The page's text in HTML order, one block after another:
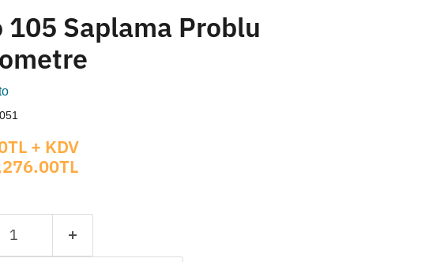
105 Saplama Problu
+ KDV